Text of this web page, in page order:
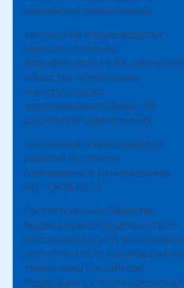
разработке современных
технологий и производства
изделий из стекла»
переименовано в Акционерное
общество «Отраслевое
конструкторско-
технологическое бюро по
разработке современных
технологий и производства
изделий из стекла»
(сокращённое наименование
АО «ОКТБ ИС»)
Соответственно Обществу
выдано новое свидетельство о
постановке на учет в налоговом
органе по месту нахождения на
территории Российской
Федерации с учетом изменения